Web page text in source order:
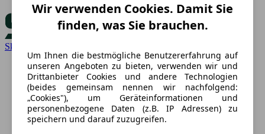
Skoda
Wir verwenden Cookies. Damit Sie
finden, was Sie brauchen.
Um Ihnen die bestmögliche Benutzererfahrung auf
unseren Angeboten zu bieten, verwenden wir und
Drittanbieter Cookies und andere Technologien
(beides gemeinsam nennen wir nachfolgend:
„Cookies"), um Geräteinformationen und
personenbezogene Daten (z.B. IP Adressen) zu
speichern und darauf zuzugreifen.